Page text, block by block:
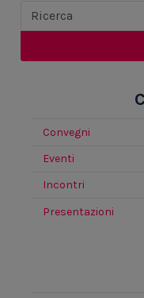
Convegni
Eventi
Incontri
Presentazioni